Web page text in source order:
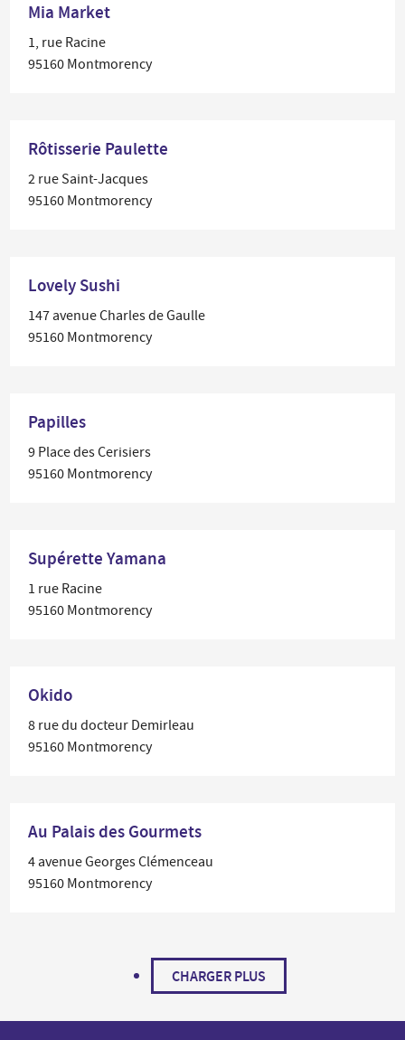
Mia Market
1, rue Racine
95160 Montmorency
Rôtisserie Paulette
2 rue Saint-Jacques
95160 Montmorency
Lovely Sushi
147 avenue Charles de Gaulle
95160 Montmorency
Papilles
9 Place des Cerisiers
95160 Montmorency
Supérette Yamana
1 rue Racine
95160 Montmorency
Okido
8 rue du docteur Demirleau
95160 Montmorency
Au Palais des Gourmets
4 avenue Georges Clémenceau
95160 Montmorency
CHARGER PLUS